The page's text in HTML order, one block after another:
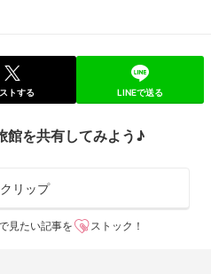
トする LINEで送る
館を共有してみよう♪
クリップ
見たい記事を ストック！